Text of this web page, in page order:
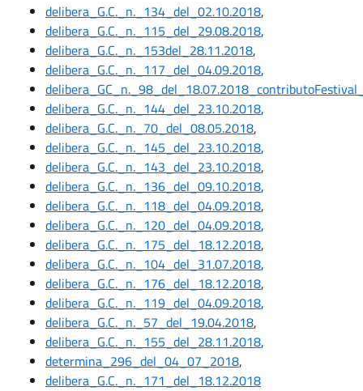
delibera_G.C._n._134_del_02.10.2018,
delibera_G.C._n._115_del_29.08.2018,
delibera_G.C._n._153del_28.11.2018,
delibera_G.C._n._117_del_04.09.2018,
delibera_G.C._n._144_del_23.10.2018,
delibera_G.C._n._70_del_08.05.2018,
delibera_G.C._n._145_del_23.10.2018,
delibera_G.C._n._143_del_23.10.2018,
delibera_G.C._n._136_del_09.10.2018,
delibera_G.C._n._118_del_04.09.2018,
delibera_G.C._n._120_del_04.09.2018,
delibera_G.C._n._175_del_18.12.2018,
delibera_G.C._n._104_del_31.07.2018,
delibera_G.C._n._176_del_18.12.2018,
delibera_G.C._n._119_del_04.09.2018,
delibera_G.C._n._57_del_19.04.2018,
delibera_G.C._n._155_del_28.11.2018,
determina_296_del_04_07_2018,
delibera_G.C._n._171_del_18.12.2018